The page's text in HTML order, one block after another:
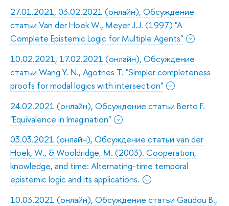
27.01.2021, 03.02.2021 (онлайн), Обсуждение
статьи Van der Hoek W., Meyer J.J. (1997) "A
Complete Epistemic Logic for Multiple Agents"
10.02.2021, 17.02.2021 (онлайн), Обсуждение
статьи Wang Y. N., Agotnes Т. "Simpler completeness
proofs for modal logics with intersection"
24.02.2021 (онлайн), Обсуждение статьи Berto F.
"Equivalence in Imagination"
03.03.2021 (онлайн), Обсуждение статьи van der
Hoek, W., & Wooldridge, M. (2003). Cooperation,
knowledge, and time: Alternating-time temporal
epistemic logic and its applications.
10.03.2021 (онлайн), Обсуждение статьи Gaudou B.,